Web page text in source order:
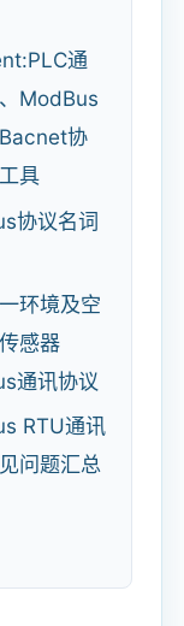
通
ModBus
协
具
协议名词
环境及空
感器
通讯协议
RTU通讯
问题汇总